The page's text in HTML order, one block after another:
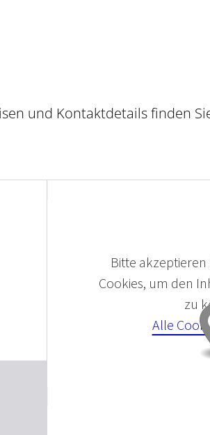
und Kontaktdetails finden
Bitte akzeptieren
Cookies, um den
zu
Alle